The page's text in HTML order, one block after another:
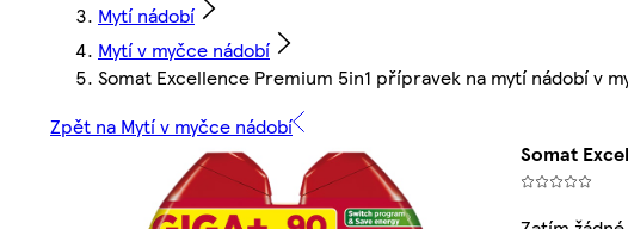
Mytí nádobí
Mytí v myčce nádobí
Somat Excellence Premium 5in1 přípravek na mytí nádobí v
Zpět na Mytí v myčce nádobí
Somat